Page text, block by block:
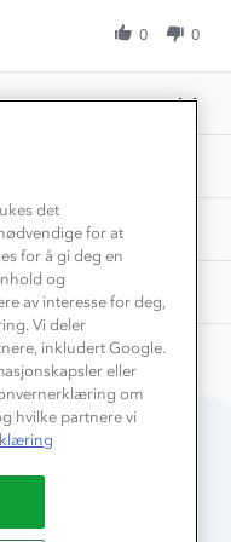
0 0
med
det
for at
for å gi deg en
og
av interesse for deg,
Vi deler
inkludert Google.
eller
om
hvilke partnere vi